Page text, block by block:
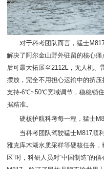
对于科考团队而言，猛士
解决了阿尔金山野外驻留的核心
后可最大拓展至2112L，无人机、
摆放，完全不用担心运输中的挤
支持-6℃~50℃宽域调节，稳稳锁
据精准。
硬核护航科考每一程，猛士
当科考团队驾驶猛士M817顺利
雅克库木湖水质采样等硬核任务
区”时，科研人员对“中国制造”的